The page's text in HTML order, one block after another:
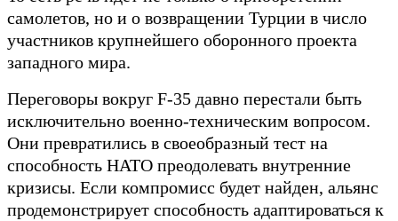
самолетов, но и о возвращении Турции в число
участников крупнейшего оборонного проекта
западного мира.
Переговоры вокруг F-35 давно перестали быть
исключительно военно-техническим вопросом.
Они превратились в своеобразный тест на
способность НАТО преодолевать внутренние
кризисы. Если компромисс будет найден, альянс
продемонстрирует способность адаптироваться к